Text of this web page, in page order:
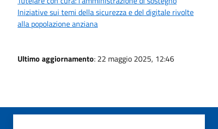
Iniziative sui temi della sicurezza e del digitale rivolte
alla popolazione anziana
Ultimo aggiornamento: 22 maggio 2025, 12:46